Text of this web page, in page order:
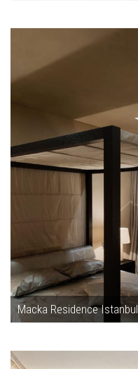
Macka Residence Istanbul